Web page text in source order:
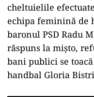
cheltuielile
echipa feminină de
baronul PSD Radu
răspuns la mișto,
bani publici se
handbal Gloria